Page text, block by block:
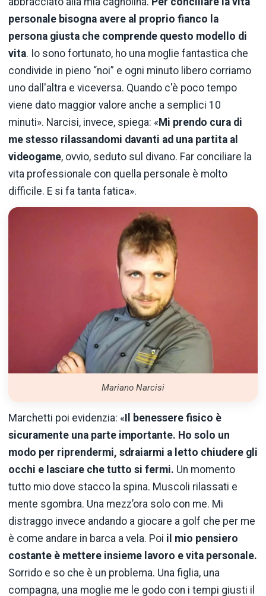
personale bisogna avere al proprio fianco la
persona giusta che comprende questo modello di
vita. Io sono fortunato, ho una moglie fantastica che
condivide in pieno “noi” e ogni minuto libero corriamo
uno dall'altra e viceversa. Quando c'è poco tempo
viene dato maggior valore anche a semplici 10
minuti». Narcisi, invece, spiega: «Mi prendo cura di
me stesso rilassandomi davanti ad una partita al
videogame, ovvio, seduto sul divano. Far conciliare la
vita professionale con quella personale è molto
difficile. E si fa tanta fatica».
Mariano Narcisi
Marchetti poi evidenzia: «Il benessere fisico è
sicuramente una parte importante. Ho solo un
modo per riprendermi, sdraiarmi a letto chiudere gli
occhi e lasciare che tutto si fermi. Un momento
tutto mio dove stacco la spina. Muscoli rilassati e
mente sgombra. Una mezz’ora solo con me. Mi
distraggo invece andando a giocare a golf che per me
è come andare in barca a vela. Poi il mio pensiero
costante è mettere insieme lavoro e vita personale.
Sorrido e so che è un problema. Una figlia, una
compagna, una moglie me le godo con i tempi giusti il